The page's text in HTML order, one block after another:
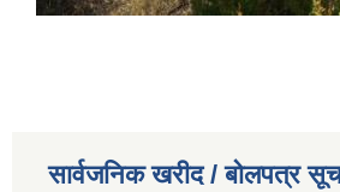
सार्वजनिक खरीद / बोलपत्र